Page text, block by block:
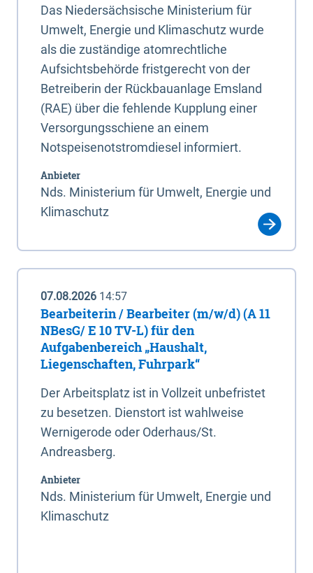
Das Niedersächsische Ministerium für
Umwelt, Energie und Klimaschutz wurde
als die zuständige atomrechtliche
Aufsichtsbehörde fristgerecht von der
Betreiberin der Rückbauanlage Emsland
(RAE) über die fehlende Kupplung einer
Versorgungsschiene an einem
Notspeisenotstromdiesel informiert.
Anbieter
Nds. Ministerium für Umwelt, Energie und
Klimaschutz
07.08.2026 14:57
Bearbeiterin / Bearbeiter (m/w/d) (A 11
NBesG/ E 10 TV-L) für den
Aufgabenbereich „Haushalt,
Liegenschaften, Fuhrpark“
Der Arbeitsplatz ist in Vollzeit unbefristet
zu besetzen. Dienstort ist wahlweise
Wernigerode oder Oderhaus/St.
Andreasberg.
Anbieter
Nds. Ministerium für Umwelt, Energie und
Klimaschutz